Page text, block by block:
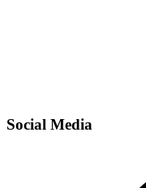
Social Media